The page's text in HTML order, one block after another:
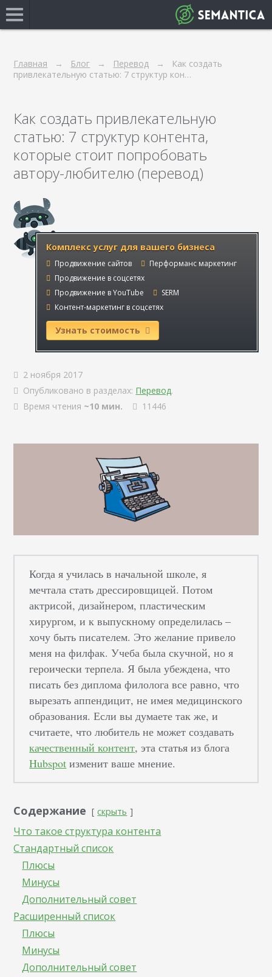
Главная Блог Перевод
Как создать
привлекательную статью: 7 структур кон…
Как создать привлекательную
статью: 7 структур контента,
которые стоит попробовать
автору-любителю (перевод)
Комплекс услуг для вашего бизнеса
Продвижение сайтов
Перформанс маркетинг
Продвижение в соцсетях
Продвижение в YouTube
SERM
Контент-маркетинг в соцсетях
Узнать стоимость
2 ноября 2017
Опубликовано в разделах: Перевод.
Время чтения ~10 мин. 11446
Когда я училась в начальной школе, я
мечтала стать дрессировщицей. Потом
актрисой, дизайнером, пластическим
хирургом, и к выпускному определилась –
хочу быть писателем. Это желание привело
меня на филфак. Учеба была скучной, но я
героически терпела. Я была убеждена, что
писать без диплома филолога все равно, что
вырезать аппендицит, не имея медицинского
образования. Если вы думаете так же, и
считаете, что любитель не может создавать
качественный контент, эта статья из блога
Hubspot изменит ваше мнение.
Содержание скрыть
Что такое структура контента
Стандартный список
Плюсы
Минусы
Дополнительный совет
Расширенный список
Плюсы
Минусы
Дополнительный совет